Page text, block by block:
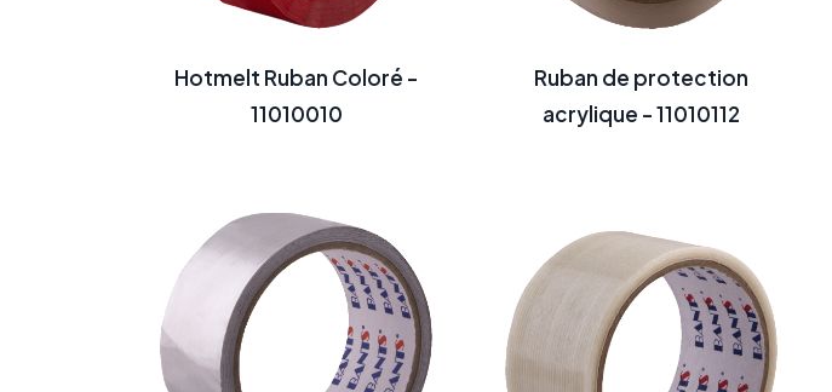
Hotmelt Ruban Coloré -
11010010
Ruban de protection
acrylique - 11010112